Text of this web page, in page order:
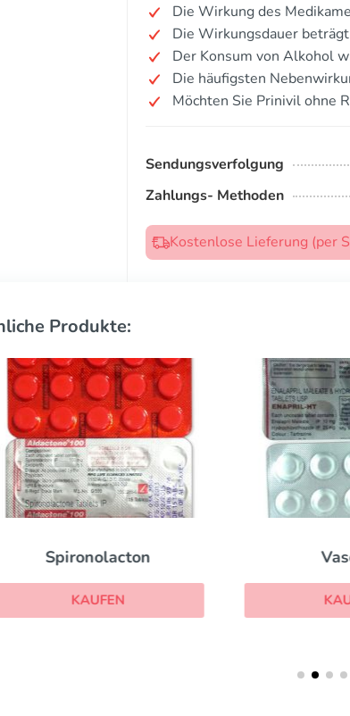
Die Wirkung des
Die Wirkungsdauer
Der Konsum von Alkohol
Die häufigsten
Möchten Sie Prinivil ohne
Sendungsverfolgung
Zahlungs- Methoden
Kostenlose Lieferung (per
Produkte:
Spironolacton
KAUFEN